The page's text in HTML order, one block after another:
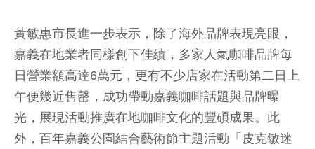
黃敏惠市長進一步表示，除了海外品牌表現亮眼，
嘉義在地業者同樣創下佳績，多家人氣咖啡品牌每
日營業額高達6萬元，更有不少店家在活動第二日上
午便幾近售罄，成功帶動嘉義咖啡話題與品牌曝
光，展現活動推廣在地咖啡文化的豐碩成果。此
外，百年嘉義公園結合藝術節主題活動「皮克敏迷